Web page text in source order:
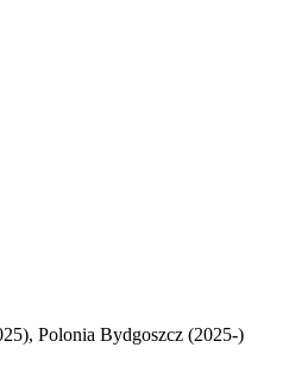
Polonia Bydgoszcz (2025-)